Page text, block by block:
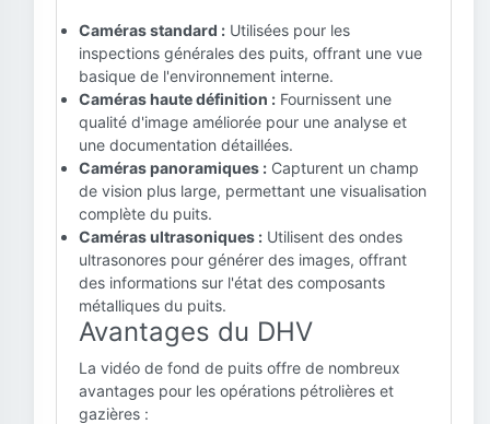
Caméras standard : Utilisées pour les
inspections générales des puits, offrant une vue
basique de l'environnement interne.
Caméras haute définition : Fournissent une
qualité d'image améliorée pour une analyse et
une documentation détaillées.
Caméras panoramiques : Capturent un champ
de vision plus large, permettant une visualisation
complète du puits.
Caméras ultrasoniques : Utilisent des ondes
ultrasonores pour générer des images, offrant
des informations sur l'état des composants
métalliques du puits.
Avantages du DHV
La vidéo de fond de puits offre de nombreux
avantages pour les opérations pétrolières et
gazières :